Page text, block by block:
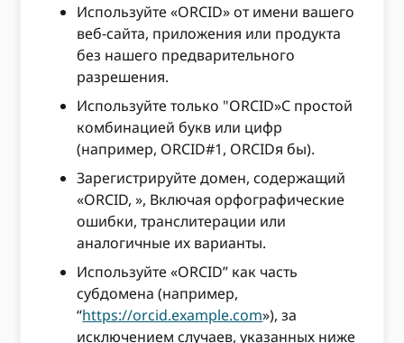
Используйте «ORCID» от имени вашего
веб-сайта, приложения или продукта
без нашего предварительного
разрешения.
Используйте только "ORCID»С простой
комбинацией букв или цифр
(например, ORCID#1, ORCIDя бы).
Зарегистрируйте домен, содержащий
«ORCID, », Включая орфографические
ошибки, транслитерации или
аналогичные их варианты.
Используйте «ORCID” как часть
субдомена (например,
“https://orcid.example.com»), за
исключением случаев, указанных ниже